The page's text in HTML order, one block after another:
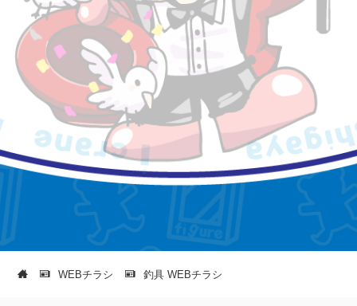
WEBチラシ 釣具 WEBチラシ